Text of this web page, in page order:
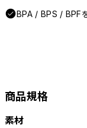
BPA / BPS / BPF
商品規格
素材